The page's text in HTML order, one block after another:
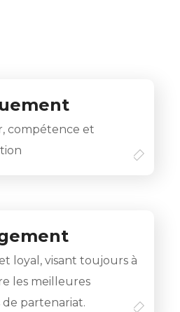
compétence et
loyal, visant toujours à
les meilleures
de partenariat.